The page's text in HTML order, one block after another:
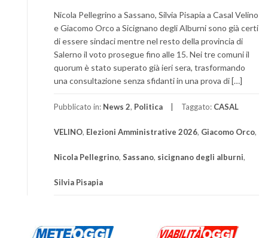
Nicola Pellegrino a Sassano, Silvia Pisapia a Casal Velino
e Giacomo Orco a Sicignano degli Alburni sono già certi
di essere sindaci mentre nel resto della provincia di
Salerno il voto prosegue fino alle 15. Nei tre comuni il
quorum è stato superato già ieri sera, trasformando
una consultazione senza sfidanti in una prova di […]
Pubblicato in: News 2, Politica Taggato: CASAL
VELINO, Elezioni Amministrative 2026, Giacomo Orco,
Nicola Pellegrino, Sassano, sicignano degli alburni,
Silvia Pisapia